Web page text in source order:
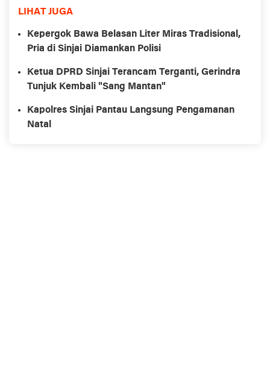
LIHAT JUGA
Kepergok Bawa Belasan Liter Miras Tradisional,
Pria di Sinjai Diamankan Polisi
Ketua DPRD Sinjai Terancam Terganti, Gerindra
Tunjuk Kembali "Sang Mantan"
Kapolres Sinjai Pantau Langsung Pengamanan
Natal